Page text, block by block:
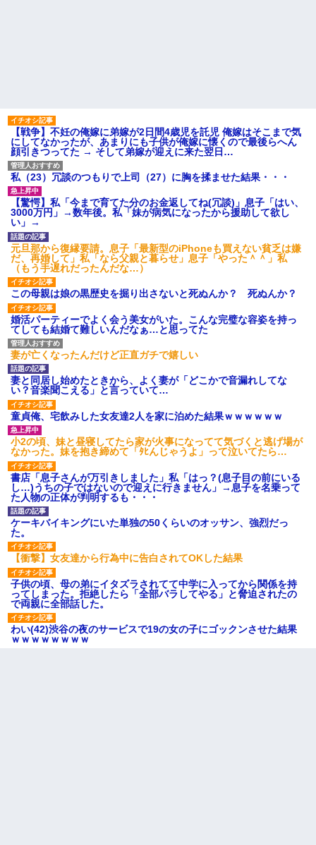
後続車にクラクションを鳴ら
され彼氏が逆切れ。「何クラク
ション鳴らしてんだ！降りてこ
いよ！」と怒鳴りだし...
【衝撃】報酬100万円超の治験
募集がこちらｗｗｗｗｗ(※画像
あり)
【ネット騒然】惨殺されたタ
ワマン頂き女子のこの動画、す
げえええええｗｗｗｗｗｗｗｗ
ｗｗｗ
【愕然】白のクラウン俺氏、
高速道路左車線を制限速度で走
った結果wwwwwwwwwwww
百年の恋12-899 食べた量を
張り合ってくる
【悲報】佐藤輝明・・・２軍
でも盛大にやらかす←あまり悲
しませないでくれ
【戦争】不妊の俺嫁に弟嫁が2日間4歳児を託児 俺嫁はそこまで気
にしてなかったが、あまりにも子供が俺嫁に懐くので最後らへん
顔引きつってた → そして弟嫁が迎えに来た翌日…
私（23）冗談のつもりで上司（27）に胸を揉ませた結果・・・
【驚愕】私「今まで育てた分のお金返してね(冗談)」息子「はい、
3000万円」→数年後。私「妹が病気になったから援助して欲し
い」→
元旦那から復縁要請。息子「最新型のiPhoneも買えない貧乏は嫌
だ、再婚して」私「なら父親と暮らせ」息子「やった＾＾」私
（もう手遅れだったんだな…）
この母親は娘の黒歴史を掘り出さないと死ぬんか？ 死ぬんか？
婚活パーティーでよく会う美女がいた。こんな完璧な容姿を持っ
てしても結婚て難しいんだなぁ…と思ってた
妻が亡くなったんだけど正直ガチで嬉しい
妻と同居し始めたときから、よく妻が「どこかで音漏れしてな
い？音楽聞こえる」と言っていて…
童貞俺、宅飲みした女友達2人を家に泊めた結果ｗｗｗｗｗｗ
小2の頃、妹と昼寝してたら家が火事になってて気づくと逃げ場が
なかった。妹を抱き締めて「ﾀﾋんじゃうよ」って泣いてたら…
書店「息子さんが万引きしました」私「はっ？(息子目の前にいる
し…)うちの子ではないので迎えに行きません」→息子を名乗って
た人物の正体が判明するも・・・
ケーキバイキングにいた単独の50くらいのオッサン、強烈だっ
た。
【衝撃】女友達から行為中に告白されてOKした結果
子供の頃、母の弟にイタズラされてて中学に入ってから関係を持
ってしまった。拒絶したら「全部バラしてやる」と脅迫されたの
で両親に全部話した。
わい(42)渋谷の夜のサービスで19の女の子にゴックンさせた結果
ｗｗｗｗｗｗｗｗ